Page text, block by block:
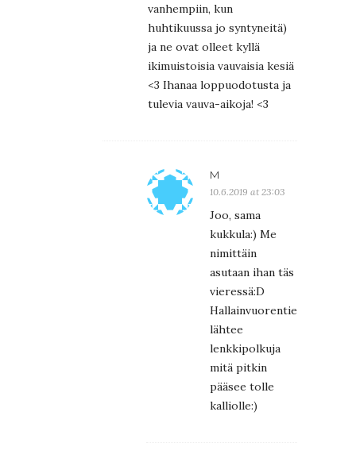
vanhempiin, kun
huhtikuussa jo syntyneitä)
ja ne ovat olleet kyllä
ikimuistoisia vauvaisia kesiä
<3 Ihanaa loppuodotusta ja
tulevia vauva-aikoja! <3
M
10.6.2019 at 23:03
Joo, sama
kukkula:) Me
nimittäin
asutaan ihan täs
vieressä:D
Hallainvuorentieltä
lähtee
lenkkipolkuja
mitä pitkin
pääsee tolle
kalliolle:)